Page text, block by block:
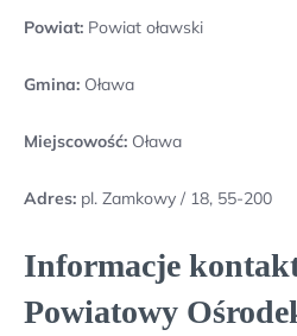
Powiat: Powiat oławski
Gmina: Oława
Miejscowość: Oława
Adres: pl. Zamkowy / 18, 55-200
Informacje
Powiatowy